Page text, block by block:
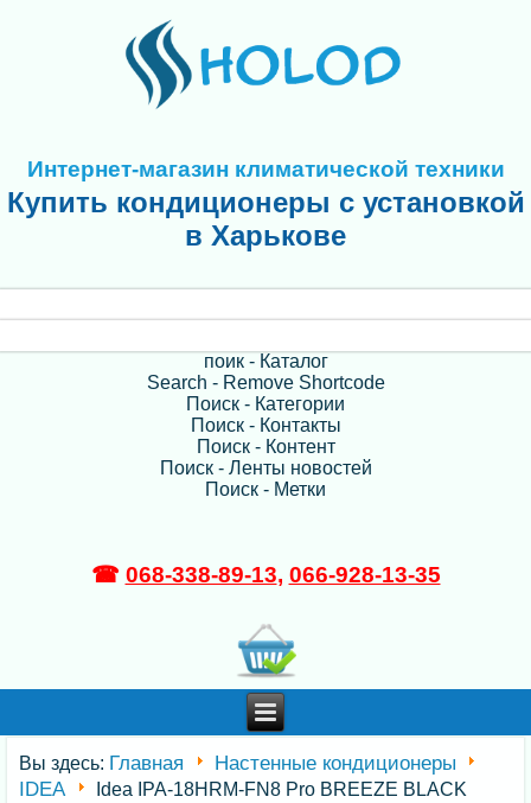
Интернет-магазин климатической техники
Купить кондиционеры с установкой
в Харькове
поик - Каталог
Search - Remove Shortcode
Поиск - Категории
Поиск - Контакты
Поиск - Контент
Поиск - Ленты новостей
Поиск - Метки
☎ 068-338-89-13, 066-928-13-35
Вы здесь: Главная
Настенные кондиционеры
IDEA
Idea IPA-18HRM-FN8 Pro BREEZE BLACK